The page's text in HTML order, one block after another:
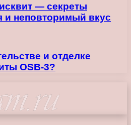
— секреты
и неповторимый вкус
и отделке
OSB-3?